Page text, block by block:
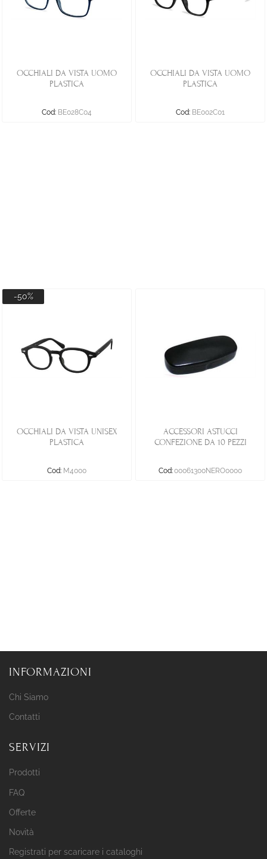
OCCHIALI DA VISTA UOMO
PLASTICA
Cod: BE028C04
OCCHIALI DA VISTA UOMO
PLASTICA
Cod: BE002C01
-50%
OCCHIALI DA VISTA UNISEX
PLASTICA
Cod: M4000
ACCESSORI ASTUCCI
CONFEZIONE DA 10 PEZZI
Cod:00061300NERO0000
INFORMAZIONI
Chi Siamo
Contatti
SERVIZI
Prodotti
FAQ
Offerte
Novità
Registrati per scaricare i cataloghi